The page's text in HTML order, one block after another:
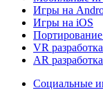
Игры на
Игры на iOS
VR разработка
AR разработка
Социальные